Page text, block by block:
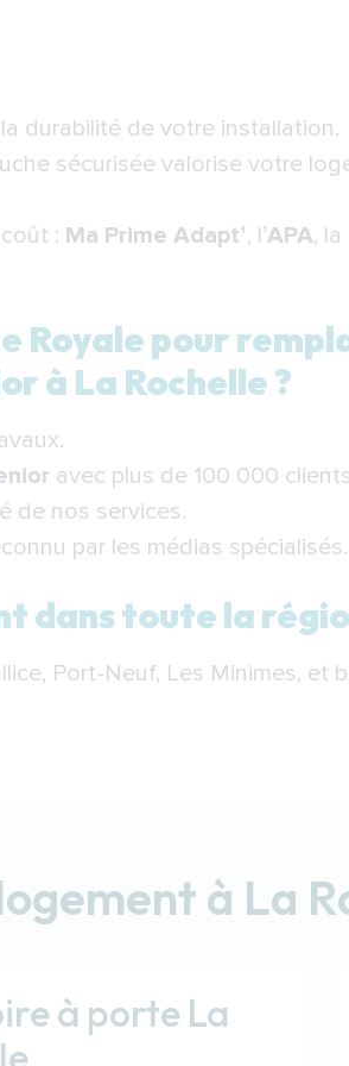
durabilité de votre installation.
sécurisée valorise votre
: Ma Prime Adapt’, l’APA, la
Royale pour
à La Rochelle ?
avec plus de 100 000
de nos services.
par les médias spécialisés.
dans toute la
Port-Neuf, Les Minimes, et
à La
à porte La